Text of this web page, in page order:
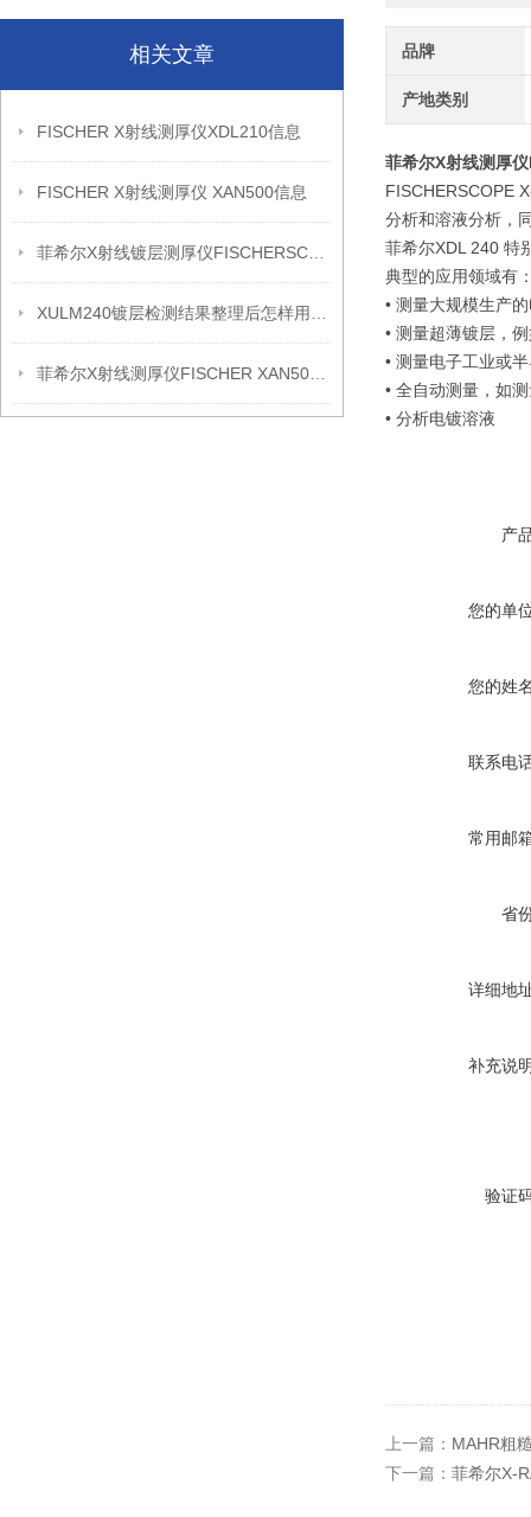
相关文章
FISCHER X射线测厚仪XDL210信息
FISCHER X射线测厚仪 XAN500信息
品牌
产地类别
菲希尔X射线测厚
FISCHERSCOPE
分析和溶液分析，
菲希尔XDL 240 特
典型的应用领域有
• 测量大规模生产
• 测量超薄镀层，
• 测量电子工业或
• 全自动测量，如
• 分析电镀溶液
产
您的单
您的姓
联系电
常用邮
省
详细地
补充说
验证
上一篇： MAHR粗
下一篇： 菲希尔X-